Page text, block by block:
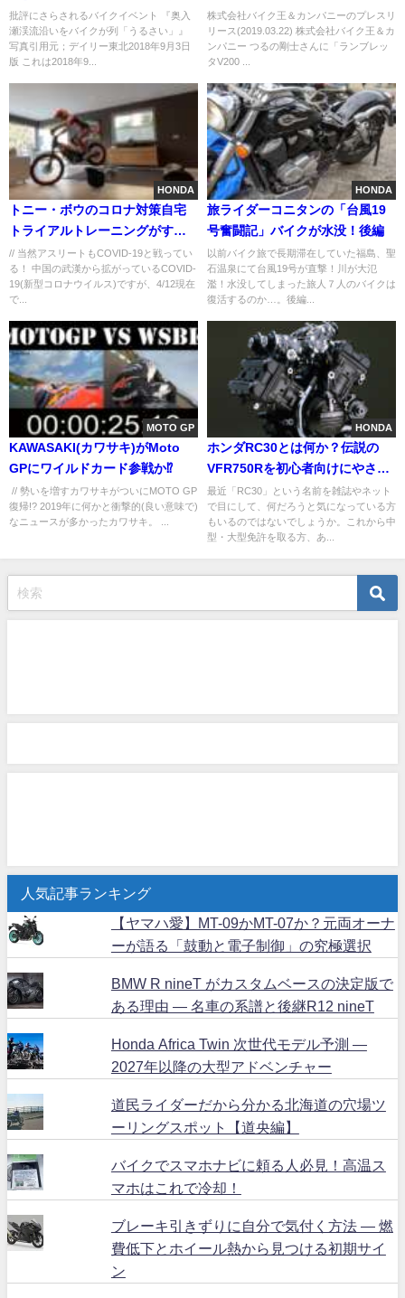
ては！
批評にさらされるバイクイベント 『奥入
瀬渓流沿いをバイクが列「うるさい」』
写真引用元；デイリー東北2018年9月3日
版 これは2018年9...
レッタV20 0 Special」を贈呈
株式会社バイク王＆カンパニーのプレスリ
リース(2019.03.22) 株式会社バイク王＆カ
ンパニー つるの剛士さんに「ランブレッ
タV200 ...
HONDA
トニー・ボウのコロナ対策自宅
トライアルトレーニングがすご
い！
// 当然アスリートもCOVID-19と戦ってい
る！ 中国の武漢から拡がっているCOVID-
19(新型コロナウイルス)ですが、4/12現在
で...
HONDA
旅ライダーコニタンの「台風19
号奮闘記」バイクが水没！後編
以前バイク旅で長期滞在していた福島、聖
石温泉にて台風19号が直撃！川が大氾
濫！水没してしまった旅人７人のバイクは
復活するのか…。後編...
MOTO GP
KAWASAKI(カワサキ)がMoto
GPにワイルドカード参戦か⁉
// 勢いを増すカワサキがついにMOTO GP
復帰!? 2019年に何かと衝撃的(良い意味で)
なニュースが多かったカワサキ。 ...
HONDA
ホンダRC30とは何か？伝説の
VFR750Rを初心者向けにやさし
く解説します
最近「RC30」という名前を雑誌やネット
で目にして、何だろうと気になっている方
もいるのではないでしょうか。これから中
型・大型免許を取る方、あ...
人気記事ランキング
【ヤマハ愛】MT-09かMT-07か？元両オーナ
ーが語る「鼓動と電子制御」の究極選択
BMW R nineT がカスタムベースの決定版で
ある理由 ― 名車の系譜と後継R12 nineT
Honda Africa Twin 次世代モデル予測 ―
2027年以降の大型アドベンチャー
道民ライダーだから分かる北海道の穴場ツ
ーリングスポット【道央編】
バイクでスマホナビに頼る人必見！高温ス
マホはこれで冷却！
ブレーキ引きずりに自分で気付く方法 ― 燃
費低下とホイール熱から見つける初期サイ
ン